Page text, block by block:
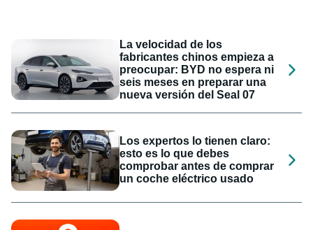
La velocidad de los
fabricantes chinos empieza a
preocupar: BYD no espera ni
seis meses en preparar una
nueva versión del Seal 07
Los expertos lo tienen claro:
esto es lo que debes
comprobar antes de comprar
un coche eléctrico usado